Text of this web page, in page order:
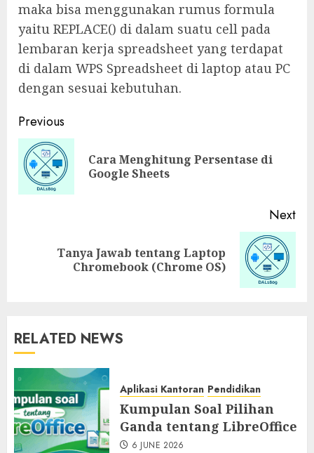
maka bisa menggunakan rumus formula
yaitu REPLACE() di dalam suatu cell pada
lembaran kerja spreadsheet yang terdapat
di dalam WPS Spreadsheet di laptop atau PC
dengan sesuai kebutuhan.
Previous
Cara Menghitung Persentase di
Google Sheets
Next
Tanya Jawab tentang Laptop
Chromebook (Chrome OS)
RELATED NEWS
Aplikasi Kantoran Pendidikan
Kumpulan Soal Pilihan
Ganda tentang LibreOffice
6 JUNE 2026